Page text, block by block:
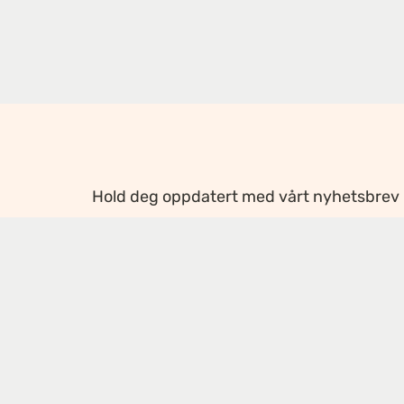
Hold deg oppdatert med vårt nyhetsbrev